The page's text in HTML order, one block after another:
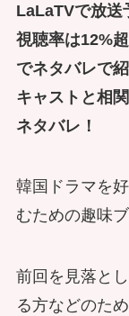
LaLaTVで放送
視聴率は12%
でネタバレで紹
キャストと相
ネタバレ！
韓国ドラマを
むための趣味
前回を見落と
る方などのた